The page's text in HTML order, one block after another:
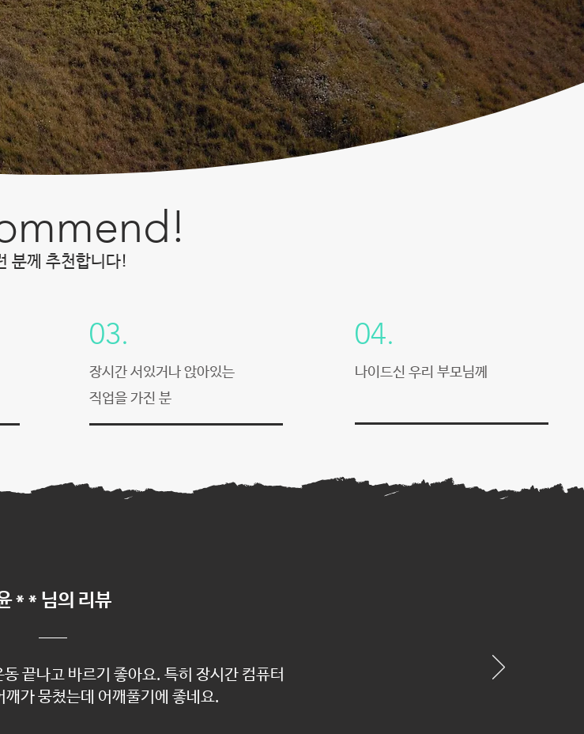
분께 추천합니다!
03.
장시간 서있거나 앉아있는
​직업을 가진 분
04.
나이드신 우리 부모님께
* * 님의 리뷰
끝나고 바르기 좋아요. 특히 장시간 컴퓨터
깨가 뭉쳤는데 어깨풀기에 좋네요.